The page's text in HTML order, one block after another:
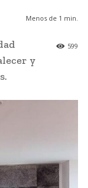
Menos de 1 min.
599
y